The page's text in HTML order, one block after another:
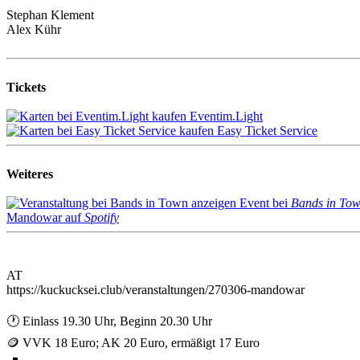
Stephan Klement
Alex Kühr
Tickets
Eventim.Light
Easy Ticket Service
Weiteres
Event bei Bands in
Mandowar aufSpotify
AT
https://kuckucksei.club/veranstaltungen/270306-mandowar
🕐 Einlass 19.30 Uhr, Beginn 20.30 Uhr
🪙 VVK 18 Euro; AK 20 Euro, ermäßigt 17 Euro